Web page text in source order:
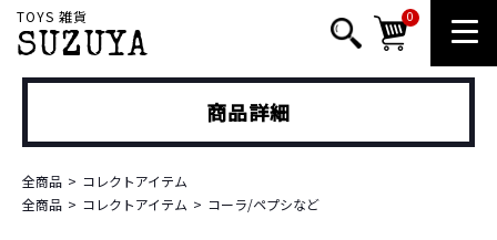
TOYS 雑貨
SUZUYA
0
商品詳細
全商品
コレクトアイテム
全商品
コレクトアイテム コーラ/ペプシなど